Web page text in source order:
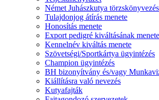
Német Juhászkutya
Tulajdonjog átírás menete
Honosítás menete
Export pedigré kiváltásának menete
Kennelnév kiváltás menete
Szövetségi/Sportkártya ügyintézés
Champion ügyintézés
BH bizonyítvány és/vagy
Kiállításra való nevezés
Kutyafajták